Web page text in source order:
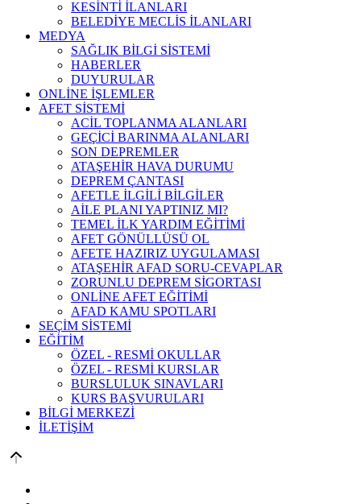
KESİNTİ İLANLARI
BELEDİYE MECLİS İLANLARI
MEDYA
SAĞLIK BİLGİ SİSTEMİ
HABERLER
DUYURULAR
ONLİNE İŞLEMLER
AFET SİSTEMİ
ACİL TOPLANMA ALANLARI
GEÇİCİ BARINMA ALANLARI
SON DEPREMLER
ATAŞEHİR HAVA DURUMU
DEPREM ÇANTASI
AFETLE İLGİLİ BİLGİLER
AİLE PLANI YAPTINIZ MI?
TEMEL İLK YARDIM EĞİTİMİ
AFET GÖNÜLLÜSÜ OL
AFETE HAZIRIZ UYGULAMASI
ATAŞEHİR AFAD SORU-CEVAPLAR
ZORUNLU DEPREM SİGORTASI
ONLİNE AFET EĞİTİMİ
AFAD KAMU SPOTLARI
SEÇİM SİSTEMİ
EĞİTİM
ÖZEL - RESMİ OKULLAR
ÖZEL - RESMİ KURSLAR
BURSLULUK SINAVLARI
KURS BAŞVURULARI
BİLGİ MERKEZİ
İLETİŞİM